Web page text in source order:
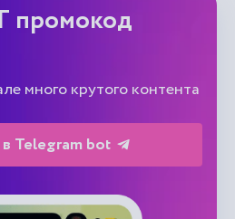
промокод
много крутого контента
Telegram bot